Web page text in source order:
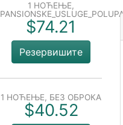
1 НОЋЕЊЕ,
$74.21
Резервишите
1 НОЋЕЊЕ, БЕЗ ОБРОКА
$40.52